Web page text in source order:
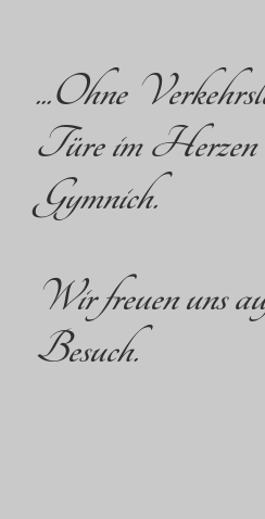
...Ohne
Türe im Herzen
Gymnich.
Wir freuen uns
Besuch.